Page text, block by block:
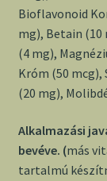
Bioflavonoid
mg), Betain (10
(4 mg),
Króm (50 mcg),
(20 mg),
Alkalmazási
bevéve. (más
tartalmú